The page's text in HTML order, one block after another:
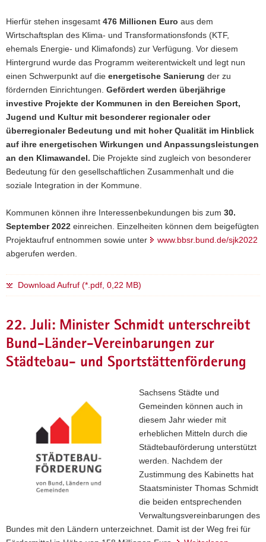
Hierfür stehen insgesamt 476 Millionen Euro aus dem
Wirtschaftsplan des Klima- und Transformationsfonds (KTF,
ehemals Energie- und Klimafonds) zur Verfügung. Vor diesem
Hintergrund wurde das Programm weiterentwickelt und legt nun
einen Schwerpunkt auf die energetische Sanierung der zu
fördernden Einrichtungen. Gefördert werden überjährige
investive Projekte der Kommunen in den Bereichen Sport,
Jugend und Kultur mit besonderer regionaler oder
überregionaler Bedeutung und mit hoher Qualität im Hinblick
auf ihre energetischen Wirkungen und Anpassungsleistungen
an den Klimawandel. Die Projekte sind zugleich von besonderer
Bedeutung für den gesellschaftlichen Zusammenhalt und die
soziale Integration in der Kommune.
Kommunen können ihre Interessenbekundungen bis zum 30.
September 2022 einreichen. Einzelheiten können dem beigefügten
Projektaufruf entnommen sowie unter
www.bbsr.bund.de/sjk2022
abgerufen werden.
Download Aufruf (*.pdf, 0,22 MB)
22. Juli: Minister Schmidt unterschreibt
Bund-Länder-Vereinbarungen zur
Städtebau- und Sportstättenförderung
Sachsens Städte und
Gemeinden können auch in
diesem Jahr wieder mit
erheblichen Mitteln durch die
Städtebauförderung unterstützt
werden. Nachdem der
Zustimmung des Kabinetts hat
Staatsminister Thomas Schmidt
die beiden entsprechenden
Verwaltungsvereinbarungen des
Bundes mit den Ländern unterzeichnet. Damit ist der Weg frei für